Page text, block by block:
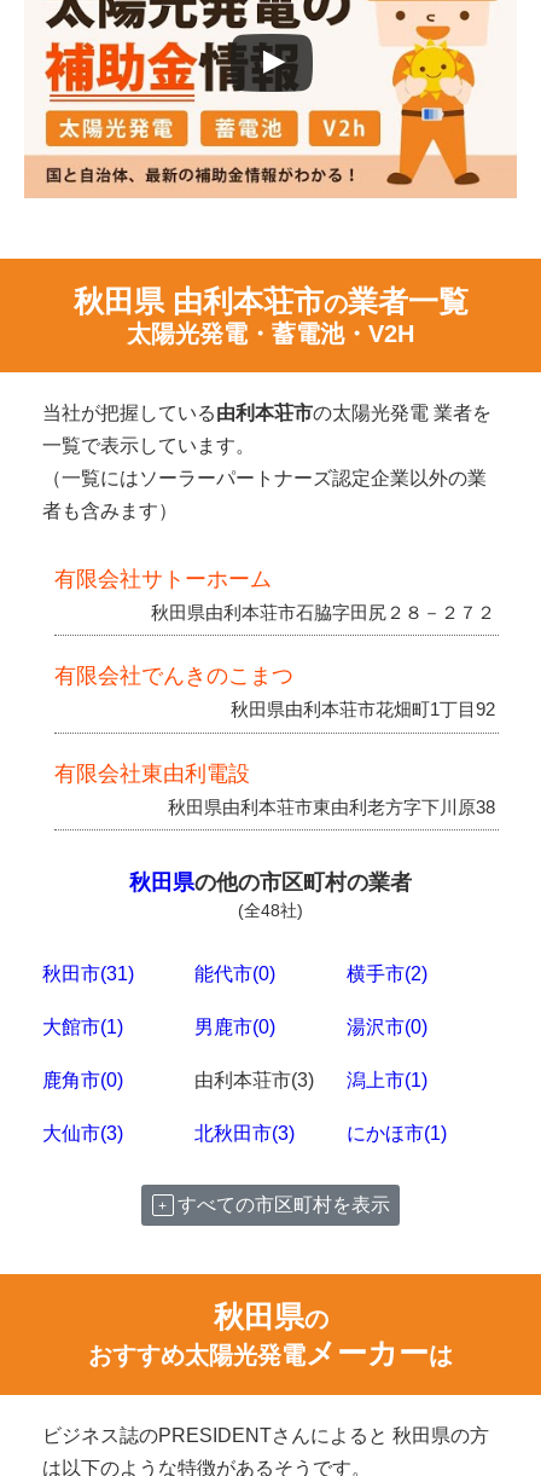
秋田県 由利本荘市の業者一覧
太陽光発電・蓄電池・V2H
当社が把握している由利本荘市の太陽光発電 業者を
一覧で表示しています。
（一覧にはソーラーパートナーズ認定企業以外の業
者も含みます）
有限会社サトーホーム
秋田県由利本荘市石脇字田尻２８－２７２
有限会社でんきのこまつ
秋田県由利本荘市花畑町1丁目92
有限会社東由利電設
秋田県由利本荘市東由利老方字下川原38
秋田県の他の市区町村の業者
(全48社)
秋田市(31) 能代市(0) 横手市(2)
大館市(1) 男鹿市(0) 湯沢市(0)
鹿角市(0) 由利本荘市(3) 潟上市(1)
大仙市(3) 北秋田市(3) にかほ市(1)
すべての市区町村を表示
秋田県の
おすすめ太陽光発電メーカーは
ビジネス誌のPRESIDENTさんによると 秋田県の方
は以下のような特徴があるそうです。